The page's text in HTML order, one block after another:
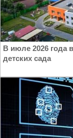
В июле 2026 года
детских сада